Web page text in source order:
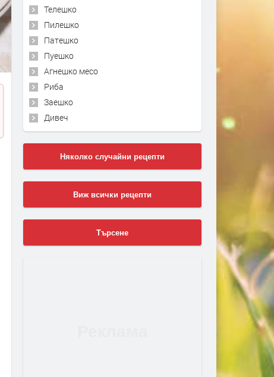
Телешко
Пилешко
Патешко
Пуешко
Агнешко месо
Риба
Заешко
Дивеч
Няколко случайни рецепти
Виж всички рецепти
Търсене